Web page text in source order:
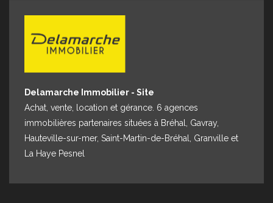
Delamarche Immobilier - Site
Achat, vente, location et gérance. 6 agences
immobilières partenaires situées à Bréhal, Gavray,
Hauteville-sur-mer, Saint-Martin-de-Bréhal, Granville et
La Haye Pesnel